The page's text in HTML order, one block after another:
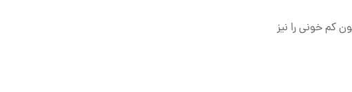
کم خونی را نیز